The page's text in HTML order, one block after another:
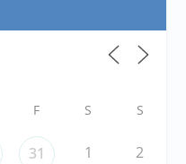
F S S
31 1 2